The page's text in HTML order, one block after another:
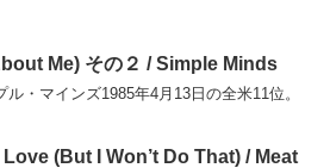
Me) その２ / Simple Minds
・マインズ1985年4月13日の全米11位。
(But I Won’t Do That) / Meat